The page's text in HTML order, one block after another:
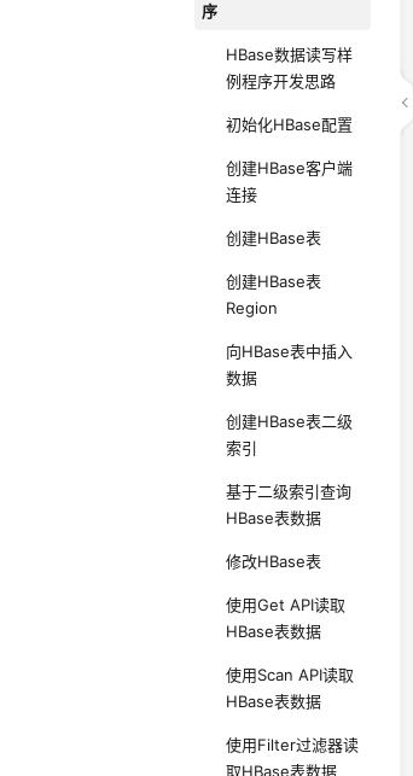
序
HBase数据读写样
例程序开发思路
初始化HBase配置
创建HBase客户端
连接
创建HBase表
创建HBase表
Region
向HBase表中插入
数据
创建HBase表二级
索引
基于二级索引查询
HBase表数据
修改HBase表
使用Get API读取
HBase表数据
使用Scan API读取
HBase表数据
使用Filter过滤器读
取HBase表数据